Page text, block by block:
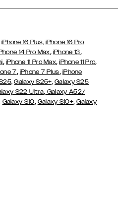
iPhone 16 Plus, iPhone 16 Pro
14 Pro Max, iPhone 13,
, iPhone 11 Pro Max,iPhone 11 Pro,
7, iPhone 7 Plus, iPhone
Galaxy S25+, Galaxy S25
S22 Ultra, Galaxy A52/
Galaxy S10, Galaxy S10+,Galaxy